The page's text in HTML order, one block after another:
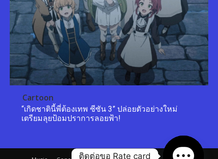
Cartoon
“เกิดชาตินี้พี่ต้องเทพ ซีซัน 3” ปล่อยตัวอย่างใหม่
เตรียมลุยป้อมปราการลอยฟ้า!
ติดต่อขอ Rate card